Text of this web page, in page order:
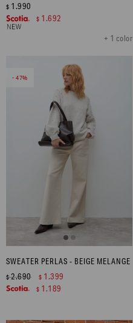
+ 1 color
$ 1.990
$ 1.692
47
SWEATER PERLAS - BEIGE MELANGE
$2.690 $ 1.399
$ 1.189